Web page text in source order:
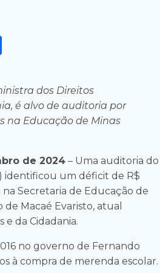
dos Direitos
é alvo de auditoria por
na Educação de Minas
de 2024 – Uma auditoria do
identificou um déficit de R$
na Secretaria de Educação de
Macaé Evaristo, atual
e da Cidadania.
no governo de Fernando
à compra de merenda escolar.